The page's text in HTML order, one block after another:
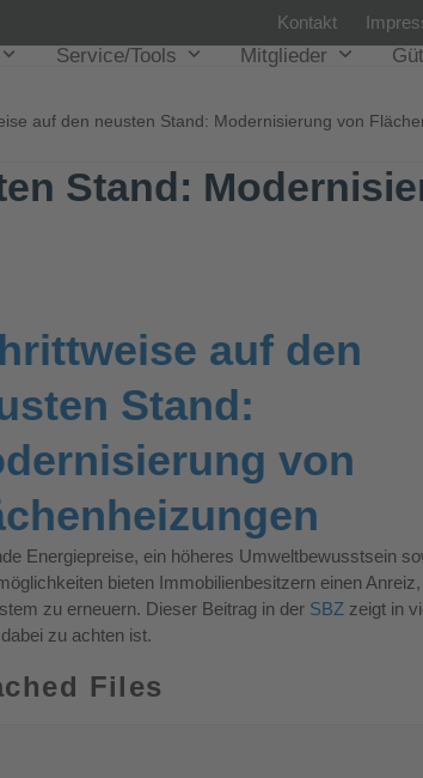
Kontakt
Service/Tools Mitglieder
auf den neusten Stand: Modernisierung von
Stand:
auf den
Stand:
von
Energiepreise, ein höheres Umweltbewusstsein
bieten Immobilienbesitzern einen
zu erneuern. Dieser Beitrag in der SBZzeigt in
zu achten ist.
Files